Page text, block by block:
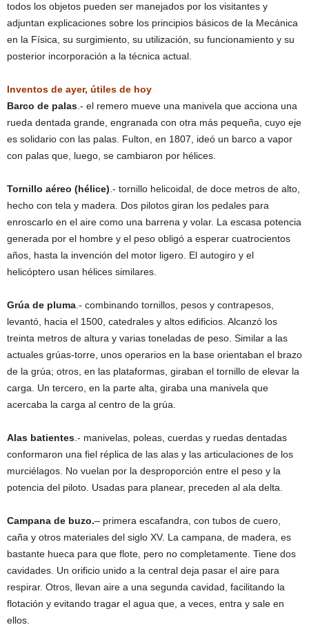
todos los objetos pueden ser manejados por los visitantes y
adjuntan explicaciones sobre los principios básicos de la Mecánica
en la Física, su surgimiento, su utilización, su funcionamiento y su
posterior incorporación a la técnica actual.
Inventos de ayer, útiles de hoy
Barco de palas.- el remero mueve una manivela que acciona una
rueda dentada grande, engranada con otra más pequeña, cuyo eje
es solidario con las palas. Fulton, en 1807, ideó un barco a vapor
con palas que, luego, se cambiaron por hélices.
Tornillo aéreo (hélice).- tornillo helicoidal, de doce metros de alto,
hecho con tela y madera. Dos pilotos giran los pedales para
enroscarlo en el aire como una barrena y volar. La escasa potencia
generada por el hombre y el peso obligó a esperar cuatrocientos
años, hasta la invención del motor ligero. El autogiro y el
helicóptero usan hélices similares.
Grúa de pluma.- combinando tornillos, pesos y contrapesos,
levantó, hacia el 1500, catedrales y altos edificios. Alcanzó los
treinta metros de altura y varias toneladas de peso. Similar a las
actuales grúas-torre, unos operarios en la base orientaban el brazo
de la grúa; otros, en las plataformas, giraban el tornillo de elevar la
carga. Un tercero, en la parte alta, giraba una manivela que
acercaba la carga al centro de la grúa.
Alas batientes.- manivelas, poleas, cuerdas y ruedas dentadas
conformaron una fiel réplica de las alas y las articulaciones de los
murciélagos. No vuelan por la desproporción entre el peso y la
potencia del piloto. Usadas para planear, preceden al ala delta.
Campana de buzo.– primera escafandra, con tubos de cuero,
caña y otros materiales del siglo XV. La campana, de madera, es
bastante hueca para que flote, pero no completamente. Tiene dos
cavidades. Un orificio unido a la central deja pasar el aire para
respirar. Otros, llevan aire a una segunda cavidad, facilitando la
flotación y evitando tragar el agua que, a veces, entra y sale en
ellos.